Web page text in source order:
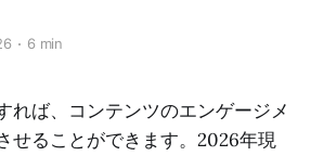
6 min
れば、コンテンツのエンゲージメ
せることができます。2026年現